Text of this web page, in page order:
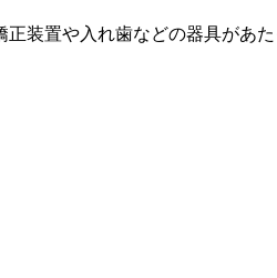
装置や入れ歯などの器具があ